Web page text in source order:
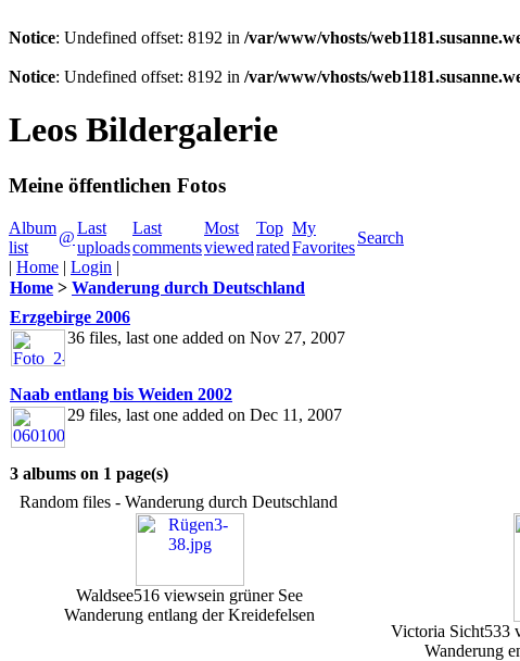
Notice: Undefined offset: 8192 in /var/www/vhosts/
Notice: Undefined offset: 8192 in /var/www/vhosts/
Leos Bildergalerie
Meine öffentlichen Fotos
Album
list
@
Last
uploads
Last
comments
Most
viewed
Top
rated
My
Favorites
Search
| Home | Login |
Home > Wanderung durch Deutschland
Erzgebirge 2006
36 files, last one added on Nov 27, 2007
Naab entlang bis Weiden 2002
29 files, last one added on Dec 11, 2007
3 albums on 1 page(s)
Random files - Wanderung durch Deutschland
Waldsee516 viewsein grüner See
Wanderung entlang der Kreidefelsen
Victoria Sicht533
Wanderung